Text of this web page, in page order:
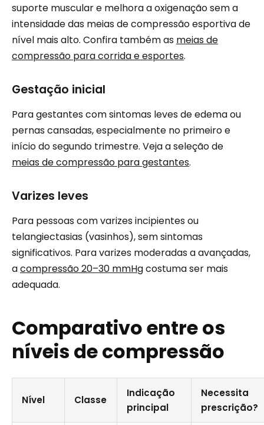
suporte muscular e melhora a oxigenação sem a
intensidade das meias de compressão esportiva de
nível mais alto. Confira também as meias de
compressão para corrida e esportes.
Gestação inicial
Para gestantes com sintomas leves de edema ou
pernas cansadas, especialmente no primeiro e
início do segundo trimestre. Veja a seleção de
meias de compressão para gestantes.
Varizes leves
Para pessoas com varizes incipientes ou
telangiectasias (vasinhos), sem sintomas
significativos. Para varizes moderadas a avançadas,
acompressão 20–30 mmHgcostuma ser mais
adequada.
Comparativo entre os
níveis de compressão
Nível Classe
Indicação
principal
Necessita
prescrição?